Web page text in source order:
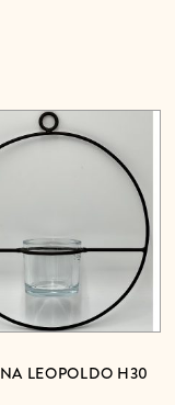
LEOPOLDO H30